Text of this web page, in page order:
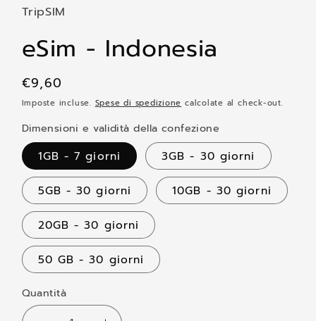
modale
TripSIM
eSim - Indonesia
Prezzo
di
€9,60
Imposte incluse. Spese di spedizione calcolate al check-out.
Dimensioni e validità della confezione
1GB - 7 giorni 3GB - 30 giorni
5GB - 30 giorni 10GB - 30 giorni
20GB - 30 giorni
50 GB - 30 giorni
Quantità